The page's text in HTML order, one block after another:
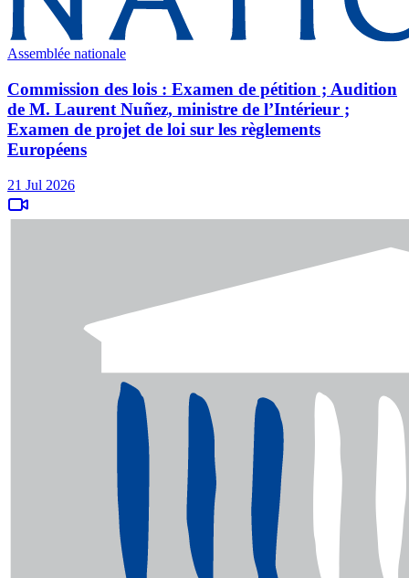
Assemblée nationale
Commission des lois : Examen de pétition ; Audition
de M. Laurent Nuñez, ministre de l’Intérieur ;
Examen de projet de loi sur les règlements
Européens
21 Jul 2026